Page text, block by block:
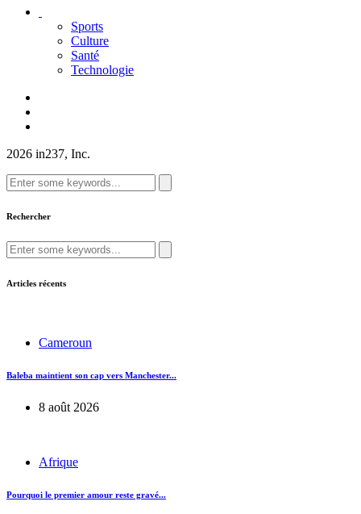
Sports
Culture
Santé
Technologie
2026 in237, Inc.
Search
for:
Rechercher
Search
for:
Articles récents
Cameroun
Baleba maintient son cap vers Manchester...
8 août 2026
Afrique
Pourquoi le premier amour reste gravé...